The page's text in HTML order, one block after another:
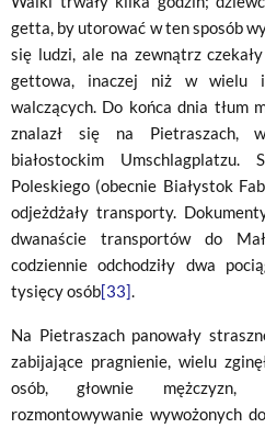
getta, by utorować w ten sposób
się ludzi, ale na zewnątrz
gettowa, inaczej niż w wielu
walczących. Do końca dnia tłum
znalazł się na Pietraszach,
białostockim
Poleskiego (obecnie Białystok
odjeżdżały transporty.
dwanaście transportów do
codziennie odchodziły dwa
tysięcy osób[33]
Na Pietraszach panowały
zabijające pragnienie, wielu
osób, głownie mężczyzn,
rozmontowywanie wywożonych